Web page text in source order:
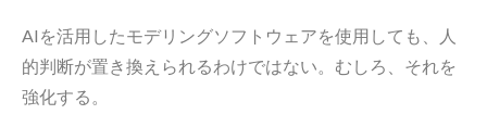
AIを活用したモデリングソフトウェアを使用しても、人
的判断が置き換えられるわけではない。むしろ、それを
強化する。